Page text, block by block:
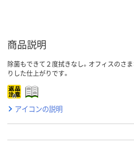
商品説明
除菌もできて２度拭きなし。オフィスのさ
りした仕上がりです。
アイコンの説明